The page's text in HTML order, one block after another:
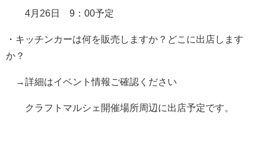
4月26日 9：00予定
・キッチンカーは何を販売しますか？どこに出店します
か？
→詳細はイベント情報ご確認ください
クラフトマルシェ開催場所周辺に出店予定です。